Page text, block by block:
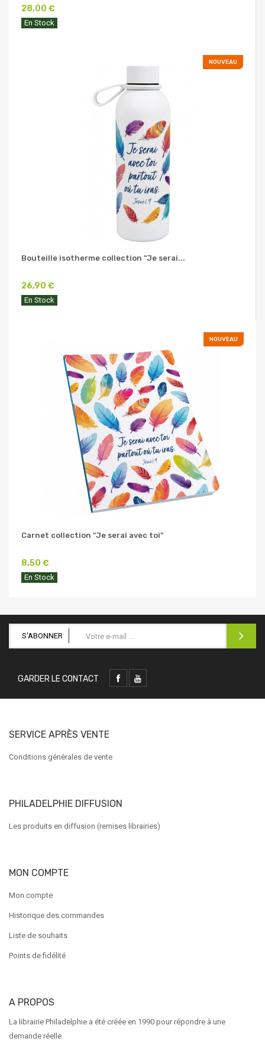
28,00 €
En Stock
NOUVEAU
Bouteille isotherme collection "Je serai...
26,90 €
En Stock
NOUVEAU
Carnet collection "Je serai avec toi"
8,50 €
En Stock
S'ABONNER
GARDER LE CONTACT
SERVICE APRÈS VENTE
Conditions générales de vente
PHILADELPHIE DIFFUSION
Les produits en diffusion (remises librairies)
MON COMPTE
Mon compte
Historique des commandes
Liste de souhaits
Points de fidélité
A PROPOS
La librairie Philadelphie a été créée en 1990 pour répondre à une
demande réelle.